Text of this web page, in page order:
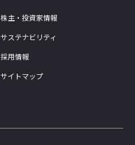
株主・投資家情報
サステナビリティ
採用情報
サイトマップ